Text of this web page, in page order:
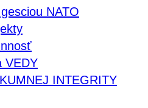
NATO
VEDY
INTEGRITY